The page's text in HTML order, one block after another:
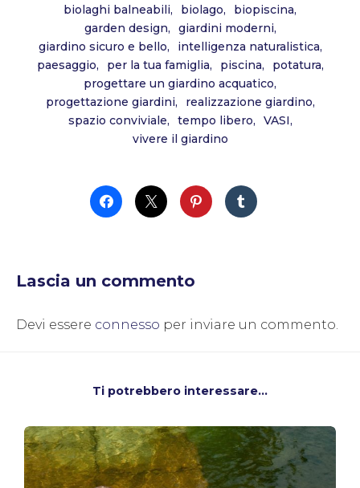
biolaghi balneabili
biolago
biopiscina
garden design
giardini moderni
giardino sicuro e bello
intelligenza naturalistica
paesaggio
per la tua famiglia piscina
potatura
progettare un giardino acquatico
progettazione giardini
realizzazione giardino
spazio conviviale
tempo libero
VASI
vivere il giardino
Lascia un commento
Devi essere connesso per inviare un commento.
Ti potrebbero interessare...